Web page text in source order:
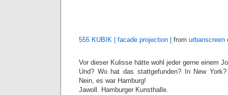
555 KUBIK | facade projection | from urbanscreen
Vor dieser Kulisse hätte wohl jeder gerne einem
Und? Wo hat das stattgefunden? In New
Nein, es war Hamburg!
Jawoll. Hamburger Kunsthalle.